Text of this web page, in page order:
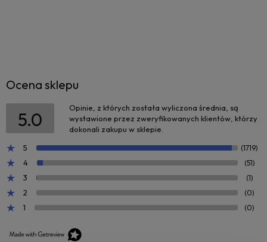
Ocena sklepu
5.0
Opinie, z których została wyliczona średnia, są
wystawione przez zweryfikowanych klientów, którzy
dokonali zakupu w sklepie.
5
(1719)
4 (51)
3 (1)
2 (0)
1 (0)